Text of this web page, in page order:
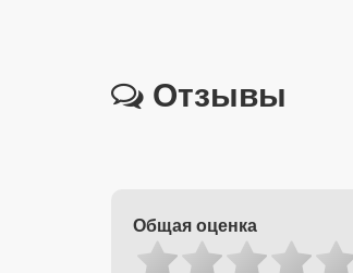
Отзывы
Общая оценка